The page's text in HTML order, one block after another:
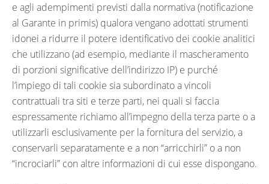
e agli adempimenti previsti dalla normativa (notificazione
al Garante in primis) qualora vengano adottati strumenti
idonei a ridurre il potere identificativo dei cookie analitici
che utilizzano (ad esempio, mediante il mascheramento
di porzioni significative dell’indirizzo IP) e purché
l’impiego di tali cookie sia subordinato a vincoli
contrattuali tra siti e terze parti, nei quali si faccia
espressamente richiamo all’impegno della terza parte o a
utilizzarli esclusivamente per la fornitura del servizio, a
conservarli separatamente e a non “arricchirli” o a non
“incrociarli” con altre informazioni di cui esse dispongano.